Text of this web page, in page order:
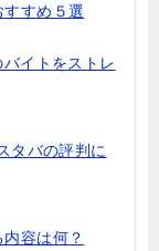
すめ５選
イトをストレ
タバの評判に
容は何？